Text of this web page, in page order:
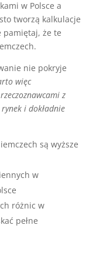
w Polsce a
tworzą kalkulacje
pamiętaj, że te
nie pokryje
więc
z
rynek i dokładnie
są wyższe
w
różnic w
pełne